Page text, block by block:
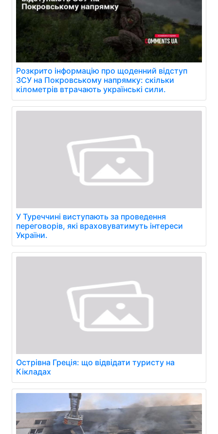
Розкрито інформацію про щоденний відступ
ЗСУ на Покровському напрямку: скільки
кілометрів втрачають українські сили.
У Туреччині виступають за проведення
переговорів, які враховуватимуть інтереси
України.
Острівна Греція: що відвідати туристу на
Кікладах